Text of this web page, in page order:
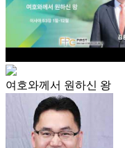
여호와께서 원하신 왕